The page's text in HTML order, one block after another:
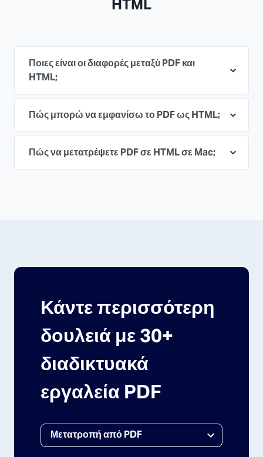
HTML
Ποιες είναι οι διαφορές μεταξύ PDF και
HTML;
Πώς μπορώ να εμφανίσω το PDF ως HTML;
Πώς να μετατρέψετε PDF σε HTML σε Mac;
Κάντε περισσότερη
δουλειά με 30+
διαδικτυακά
εργαλεία PDF